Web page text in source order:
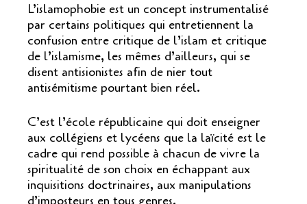
L’islamophobie est un concept instrumentalisé
par certains politiques qui entretiennent la
confusion entre critique de l’islam et critique
de l’islamisme, les mêmes d’ailleurs, qui se
disent antisionistes afin de nier tout
antisémitisme pourtant bien réel.
C’est l’école républicaine qui doit enseigner
aux collégiens et lycéens que la laïcité est le
cadre qui rend possible à chacun de vivre la
spiritualité de son choix en échappant aux
inquisitions doctrinaires, aux manipulations